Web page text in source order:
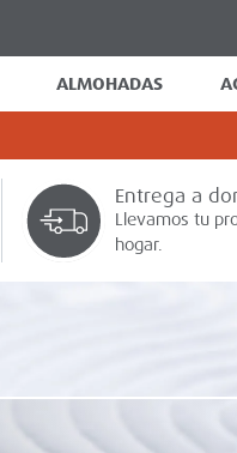
ALMOHADAS
Entrega a
Llevamos tu
hogar.